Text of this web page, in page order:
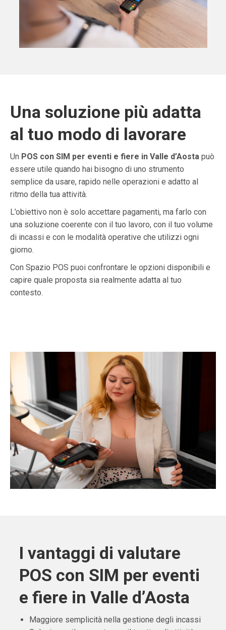
Una soluzione più adatta
al tuo modo di lavorare
Un POS con SIM per eventi e fiere in Valle d’Aosta può
essere utile quando hai bisogno di uno strumento
semplice da usare, rapido nelle operazioni e adatto al
ritmo della tua attività.
L’obiettivo non è solo accettare pagamenti, ma farlo con
una soluzione coerente con il tuo lavoro, con il tuo volume
di incassi e con le modalità operative che utilizzi ogni
giorno.
Con Spazio POS puoi confrontare le opzioni disponibili e
capire quale proposta sia realmente adatta al tuo
contesto.
I vantaggi di valutare
POS con SIM per eventi
e fiere in Valle d’Aosta
Maggiore semplicità nella gestione degli incassi